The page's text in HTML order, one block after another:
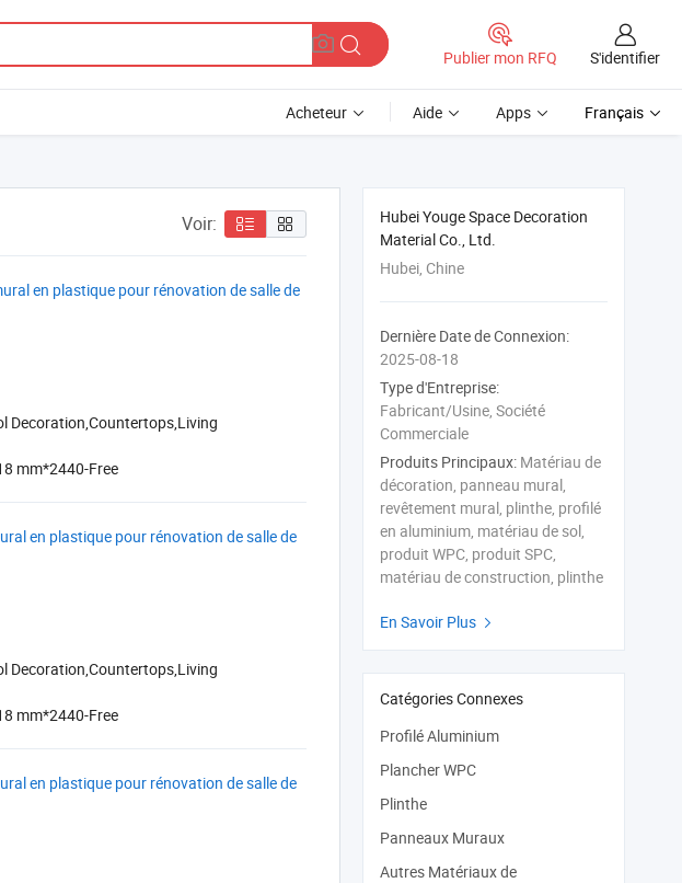
Publier mon RFQ S'identifier
Acheteur Aide Apps Français
Voir:
en plastique pour rénovation de salle de
Decoration,Countertops,Living
mm*2440-Free
en plastique pour rénovation de salle de
Decoration,Countertops,Living
mm*2440-Free
en plastique pour rénovation de salle de
Hubei Youge Space Decoration
Material Co., Ltd.
Hubei, Chine
Dernière Date de Connexion:
2025-08-18
Type d'Entreprise:
Fabricant/Usine, Société
Commerciale
Produits Principaux: Matériau de
décoration, panneau mural,
revêtement mural, plinthe, profilé
en aluminium, matériau de sol,
produit WPC, produit SPC,
matériau de construction, plinthe
En Savoir Plus 
Catégories Connexes
Profilé Aluminium
Plancher WPC
Plinthe
Panneaux Muraux
Autres Matériaux de